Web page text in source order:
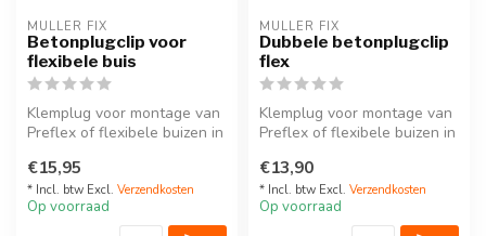
MULLER FIX
Betonplugclip voor
flexibele buis
Klemplug voor montage van
Preflex of flexibele buizen in
€15,95
* Incl. btw Excl. Verzendkosten
Op voorraad
MULLER FIX
Dubbele betonplugclip
flex
Klemplug voor montage van
Preflex of flexibele buizen in
€13,90
* Incl. btw Excl. Verzendkosten
Op voorraad